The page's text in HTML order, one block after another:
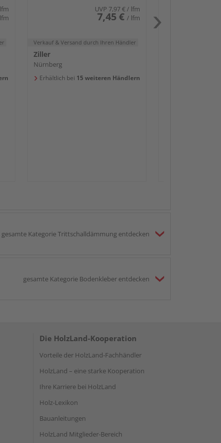
UVP 7,97 €/ lfm
7,45 € / lfm
Verkauf & Versand durch Ihren Händler
Ziller
Nürnberg
Erhältlich bei 15 weiteren Händlern
gesamte Kategorie Trittschalldämmung entdecken
gesamte Kategorie Bodenkleber entdecken
Die HolzLand-Kooperation
Vorteile der HolzLand-Fachhändler
HolzLand – eine starke Kooperation
Ihre Karriere bei HolzLand
Holz-Lexikon
Bauanleitungen
HolzLand Mitglieder-Bereich